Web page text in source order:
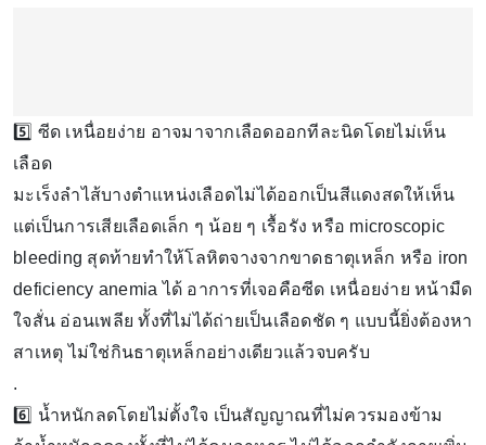
5️⃣ ซีด เหนื่อยง่าย อาจมาจากเลือดออกทีละนิดโดยไม่เห็น
เลือด
มะเร็งลำไส้บางตำแหน่งเลือดไม่ได้ออกเป็นสีแดงสดให้เห็น
แต่เป็นการเสียเลือดเล็ก ๆ น้อย ๆ เรื้อรัง หรือ microscopic
bleeding สุดท้ายทำให้โลหิตจางจากขาดธาตุเหล็ก หรือ iron
deficiency anemia ได้ อาการที่เจอคือซีด เหนื่อยง่าย หน้ามืด
ใจสั่น อ่อนเพลีย ทั้งที่ไม่ได้ถ่ายเป็นเลือดชัด ๆ แบบนี้ยิ่งต้องหา
สาเหตุ ไม่ใช่กินธาตุเหล็กอย่างเดียวแล้วจบครับ
.
6️⃣ น้ำหนักลดโดยไม่ตั้งใจ เป็นสัญญาณที่ไม่ควรมองข้าม